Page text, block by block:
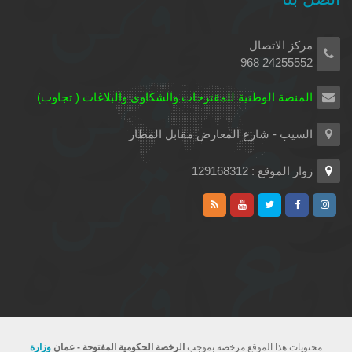
مركز الاتصال
24255552 968
المنصة الوطنية للمقترحات والشكاوي والبلاغات ( تجاوب)
السيب - شارع المعارض مقابل المطار
زوار الموقع : 129168312
محتويات هذا الموقع مرخصة بموجب الرخصة الحكومية المفتوحة - عمان وزارة